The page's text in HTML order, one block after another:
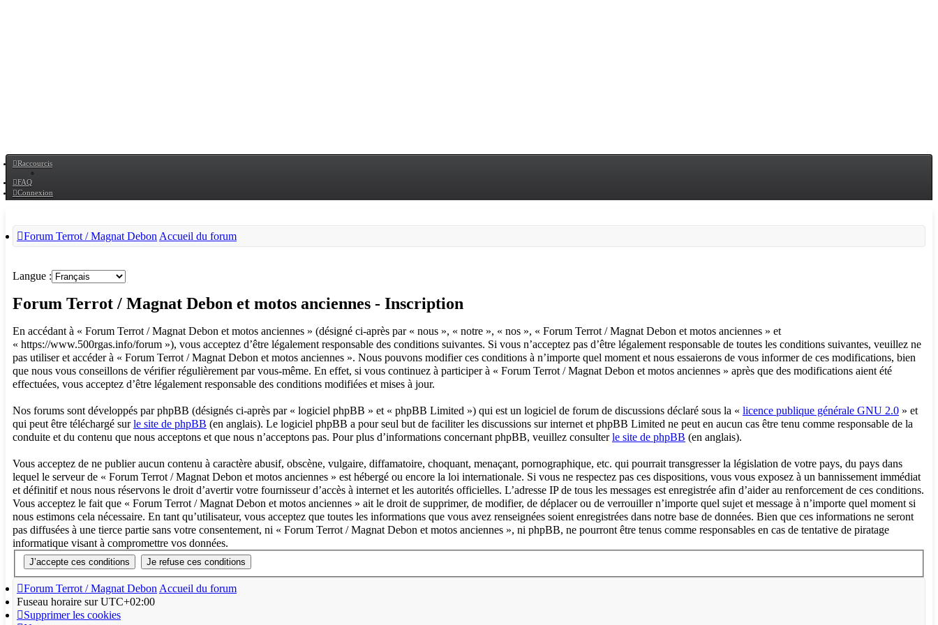
Raccourcis
FAQ
Connexion
Forum Terrot / Magnat Debon Accueil du forum
Langue :
Forum Terrot / Magnat Debon et motos anciennes - Inscription
En accédant à « Forum Terrot / Magnat Debon et motos anciennes » (désigné ci-après par « nous », « notre », « nos », « Forum Terrot / Magnat Debon et motos anciennes » et
« https://www.500rgas.info/forum »), vous acceptez d’être légalement responsable des conditions suivantes. Si vous n’acceptez pas d’être légalement responsable de toutes les conditions suivantes, veuillez ne
pas utiliser et accéder à « Forum Terrot / Magnat Debon et motos anciennes ». Nous pouvons modifier ces conditions à n’importe quel moment et nous essaierons de vous informer de ces modifications, bien
que nous vous conseillons de vérifier régulièrement par vous-même. En effet, si vous continuez à participer à « Forum Terrot / Magnat Debon et motos anciennes » après que des modifications aient été
effectuées, vous acceptez d’être légalement responsable des conditions modifiées et mises à jour.
Nos forums sont développés par phpBB (désignés ci-après par « logiciel phpBB » et « phpBB Limited ») qui est un logiciel de forum de discussions déclaré sous la « licence publique générale GNU 2.0 » et
qui peut être téléchargé surle site de phpBB (en anglais). Le logiciel phpBB a pour seul but de faciliter les discussions sur internet et phpBB Limited ne peut en aucun cas être tenu comme responsable de la
conduite et du contenu que nous acceptons et que nous n’acceptons pas. Pour plus d’informations concernant phpBB, veuillez consulterle site de phpBB (en anglais).
Vous acceptez de ne publier aucun contenu à caractère abusif, obscène, vulgaire, diffamatoire, choquant, menaçant, pornographique, etc. qui pourrait transgresser la législation de votre pays, du pays dans
lequel le serveur de « Forum Terrot / Magnat Debon et motos anciennes » est hébergé ou encore la loi internationale. Si vous ne respectez pas ces dispositions, vous vous exposez à un bannissement immédiat
et définitif et nous nous réservons le droit d’avertir votre fournisseur d’accès à internet et les autorités officielles. L’adresse IP de tous les messages est enregistrée afin d’aider au renforcement de ces conditions.
Vous acceptez le fait que « Forum Terrot / Magnat Debon et motos anciennes » ait le droit de supprimer, de modifier, de déplacer ou de verrouiller n’importe quel sujet et message à n’importe quel moment si
nous estimons cela nécessaire. En tant qu’utilisateur, vous acceptez que toutes les informations que vous avez renseignées soient enregistrées dans notre base de données. Bien que ces informations ne seront
pas diffusées à une tierce partie sans votre consentement, ni « Forum Terrot / Magnat Debon et motos anciennes », ni phpBB, ne pourront être tenus comme responsables en cas de tentative de piratage
informatique visant à compromettre vos données.
Forum Terrot / Magnat DebonAccueil du forum
Fuseau horaire surUTC+02:00
Supprimer les cookies